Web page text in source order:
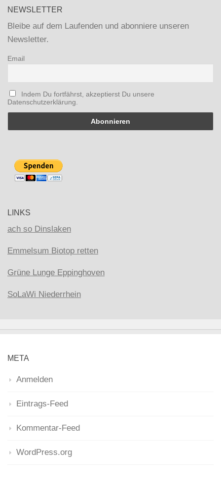
NEWSLETTER
Bleibe auf dem Laufenden und abonniere unseren
Newsletter.
Email
Indem Du fortfährst, akzeptierst Du unsere
Datenschutzerklärung.
LINKS
ach so Dinslaken
Emmelsum Biotop retten
Grüne Lunge Eppinghoven
SoLaWi Niederrhein
META
Anmelden
Eintrags-Feed
Kommentar-Feed
WordPress.org